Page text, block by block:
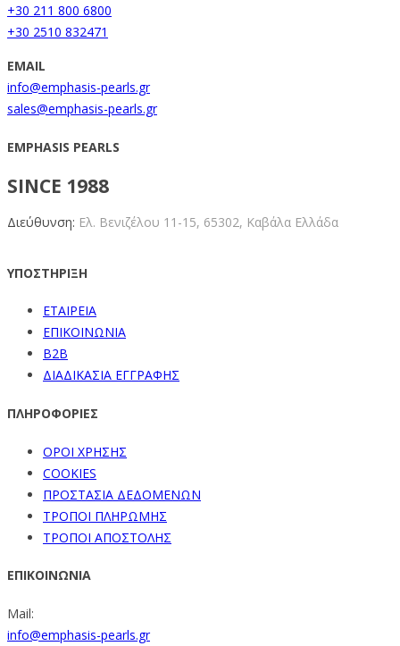
+30 211 800 6800
+30 2510 832471
EMAIL
info@emphasis-pearls.gr
sales@emphasis-pearls.gr
EMPHASIS PEARLS
SINCE 1988
Διεύθυνση: Ελ. Βενιζέλου 11-15, 65302, Καβάλα Ελλάδα
ΥΠΟΣΤΗΡΙΞΗ
ΕΤΑΙΡΕΙΑ
ΕΠΙΚΟΙΝΩΝΙΑ
B2B
ΔΙΑΔΙΚΑΣΙΑ ΕΓΓΡΑΦΗΣ
ΠΛΗΡΟΦΟΡΙΕΣ
ΟΡΟΙ ΧΡΗΣΗΣ
COOKIES
ΠΡΟΣΤΑΣΙΑ ΔΕΔΟΜΕΝΩΝ
ΤΡΟΠΟΙ ΠΛΗΡΩΜΗΣ
ΤΡΟΠΟΙ ΑΠΟΣΤΟΛΗΣ
ΕΠΙΚΟΙΝΩΝΙΑ
Mail:
info@emphasis-pearls.gr